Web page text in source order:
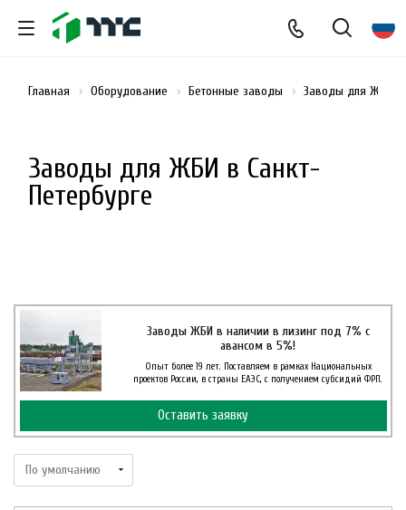
Заводы для ЖБИ в Санкт-
Петербурге
Главная Оборудование Бетонные заводы Заводы для ЖБИ
Заводы ЖБИ в наличии в лизинг под 7% с
авансом в 5%!
Опыт более 19 лет. Поставляем в рамках Национальных
проектов России, в страны ЕАЭС, с получением субсидий ФРП.
Оставить заявку